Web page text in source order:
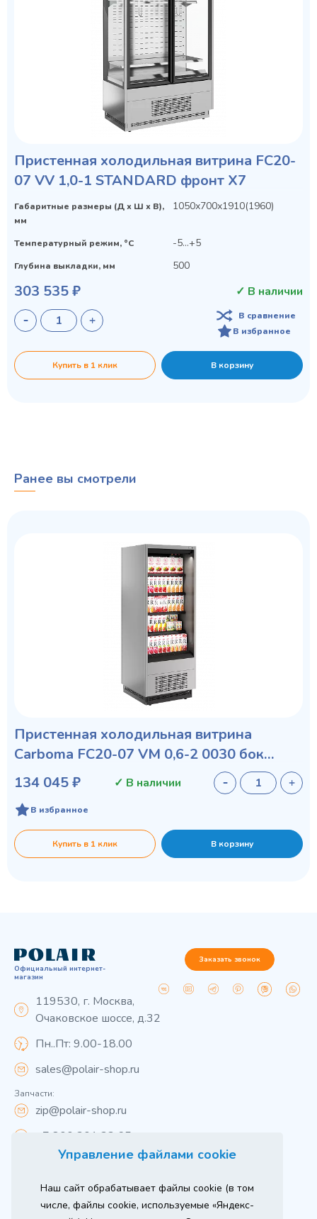
Управление файлами cookie
Наш сайт обрабатывает файлы cookie (в том
числе, файлы cookie, используемые «Яндекс-
Пристенная холодильная витрина FC20-
07 VV 1,0-1 STANDARD фронт X7
Габаритные размеры (Д х Ш х В),
мм
1050х700х1910(1960)
Температурный режим, °C -5...+5
Глубина выкладки, мм 500
303 535 ₽ ✓ В наличии
В сравнение
В избранное
Купить в 1 клик В корзину
Ранее вы смотрели
Пристенная холодильная витрина
Carboma FC20-07 VM 0,6-2 0030 бок
металл с зеркалом
134 045 ₽ ✓ В наличии
В избранное
Купить в 1 клик В корзину
Официальный интернет-
магазин
119530, г. Москва,
Очаковское шоссе, д.32
Пн..Пт: 9.00-18.00
sales@polair-shop.ru
Запчасти:
zip@polair-shop.ru
+7 800 301 33 65
Заказать звонок
Вся информация на сайте о товарах носит
справочный характер и не является публичной
офертой в соответствии с пунктом 2 статьи 437 ГК РФ.